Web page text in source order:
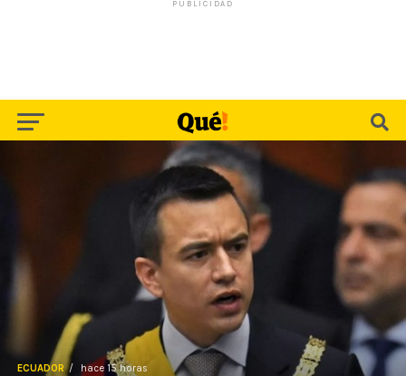
PUBLICIDAD
ECUADOR hace 15 horas